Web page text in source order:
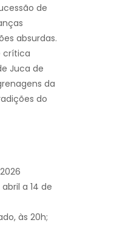
de
absurdas.
crítica
Juca de
da
do
a 14 de
às 20h;